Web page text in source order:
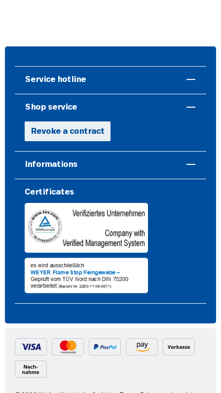
Service hotline
Shop service
Revoke a contract
Informations
Certificates